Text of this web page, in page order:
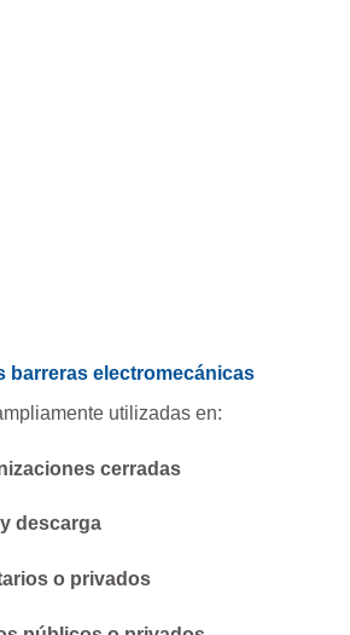
barreras electromecánicas
utilizadas en:
cerradas
descarga
o privados